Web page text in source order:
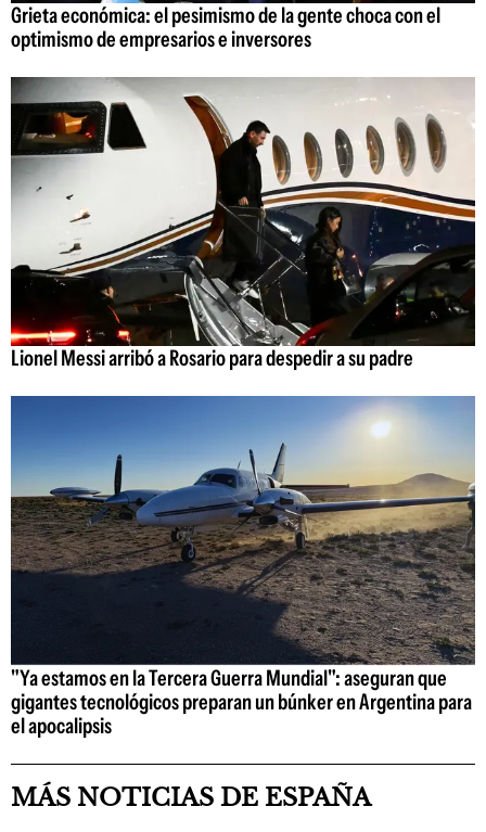
Grieta económica: el pesimismo de la gente choca con el
optimismo de empresarios e inversores
Lionel Messi arribó a Rosario para despedir a su padre
"Ya estamos en la Tercera Guerra Mundial": aseguran que
gigantes tecnológicos preparan un búnker en Argentina para
el apocalipsis
MÁS NOTICIAS DE ESPAÑA